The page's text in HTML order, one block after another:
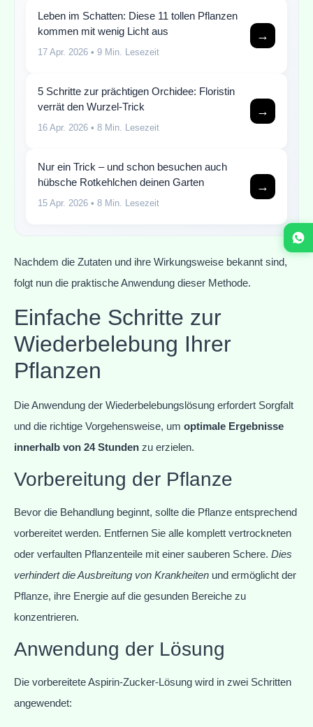
Leben im Schatten: Diese 11 tollen Pflanzen
kommen mit wenig Licht aus
17 Apr. 2026 • 9 Min. Lesezeit
→
5 Schritte zur prächtigen Orchidee: Floristin
verrät den Wurzel-Trick
16 Apr. 2026 • 8 Min. Lesezeit
→
Nur ein Trick – und schon besuchen auch
hübsche Rotkehlchen deinen Garten
15 Apr. 2026 • 8 Min. Lesezeit
→
Nachdem die Zutaten und ihre Wirkungsweise bekannt sind,
folgt nun die praktische Anwendung dieser Methode.
Einfache Schritte zur
Wiederbelebung Ihrer
Pflanzen
Die Anwendung der Wiederbelebungslösung erfordert Sorgfalt
und die richtige Vorgehensweise, um optimale Ergebnisse
innerhalb von 24 Stunden zu erzielen.
Vorbereitung der Pflanze
Bevor die Behandlung beginnt, sollte die Pflanze entsprechend
vorbereitet werden. Entfernen Sie alle komplett vertrockneten
oder verfaulten Pflanzenteile mit einer sauberen Schere. Dies
verhindert die Ausbreitung von Krankheiten und ermöglicht der
Pflanze, ihre Energie auf die gesunden Bereiche zu
konzentrieren.
Anwendung der Lösung
Die vorbereitete Aspirin-Zucker-Lösung wird in zwei Schritten
angewendet: